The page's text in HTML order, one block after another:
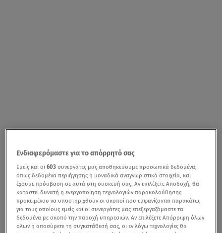
Ενδιαφερόμαστε για το απόρρητό σας
Εμείς και οι603 συνεργάτες μας αποθηκεύουμε προσωπικά δεδομένα,
όπως δεδομένα περιήγησης ή μοναδικά αναγνωριστικά στοιχεία, και
έχουμε πρόσβαση σε αυτά στη συσκευή σας. Αν επιλέξετε Αποδοχή, θα
καταστεί δυνατή η ενεργοποίηση τεχνολογιών παρακολούθησης
προκειμένου να υποστηριχθούν οι σκοποί που εμφανίζονται παρακάτω,
για τους οποίους εμείς και οι συνεργάτες μας επεξεργαζόμαστε τα
δεδομένα με σκοπό την παροχή υπηρεσιών. Αν επιλέξετε Απόρριψη όλων
όλων ή αποσύρετε τη συγκατάθεσή σας, οι εν λόγω τεχνολογίες θα